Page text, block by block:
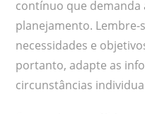
contínuo que demanda
planejamento. Lembre-
necessidades e
portanto, adapte as
circunstâncias